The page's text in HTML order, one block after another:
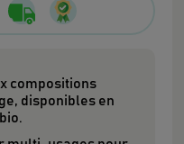
compositions
disponibles en